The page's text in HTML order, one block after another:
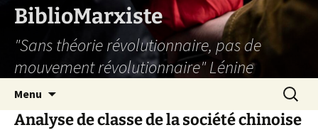
Aller
contenu
BiblioMarxiste
"Sans théorie révolutionnaire, pas de
mouvement révolutionnaire" Lénine
Menu
Analyse de classe de la société chinoise